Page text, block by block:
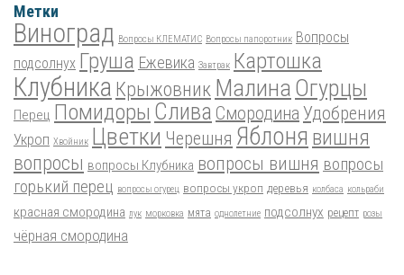
Метки
Виноград Вопросы КЛЕМАТИС Вопросы папоротник Вопросы
подсолнух Груша Ежевика Завтрак Картошка
Клубника Крыжовник Малина Огурцы
Перец Помидоры Слива Смородина Удобрения
Укроп Хвойник Цветки Черешня Яблоня вишня
вопросы вопросы Клубника вопросы вишня вопросы
горький перец вопросы огурец вопросы укроп деревья колбаса кольраби
красная смородина лук морковка мята однолетние подсолнух рецепт розы
чёрная смородина